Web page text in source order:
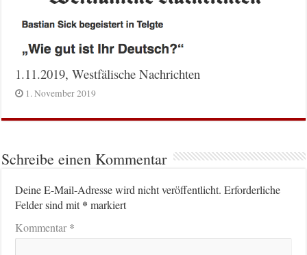
1.11.2019, Westfälische Nachrichten
1. November 2019
Schreibe einen Kommentar
Deine E-Mail-Adresse wird nicht veröffentlicht. Erforderliche
Felder sind mit* markiert
Kommentar*